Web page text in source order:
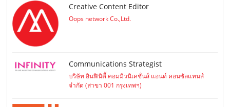
Creative Content Editor
Oops network Co.,Ltd.
Communications Strategist
บริษัท อินฟินิตี้ คอมมิวนิเคชั่นส์ แอนด์ คอนซัลแทนส์
จำกัด (สาขา 001 กรุงเทพฯ)